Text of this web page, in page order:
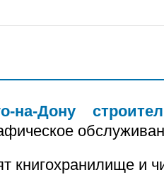
на-Дону
книгохранилище и